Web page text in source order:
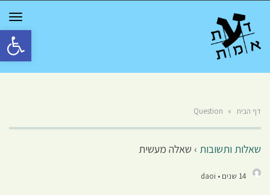
פתח
דף הבית »
Question
שאלות ותשובות › שאלה מעשית
14 שנים • daoi